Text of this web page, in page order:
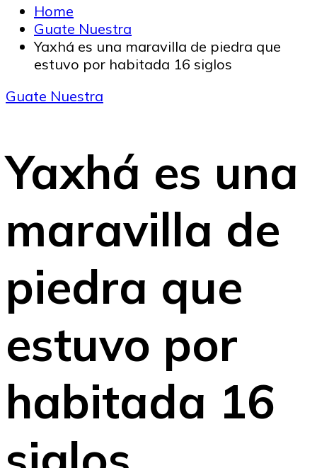
Home
Guate Nuestra
Yaxhá es una maravilla de piedra que
estuvo por habitada 16 siglos
Guate Nuestra
Yaxhá es una
maravilla de
piedra que
estuvo por
habitada 16